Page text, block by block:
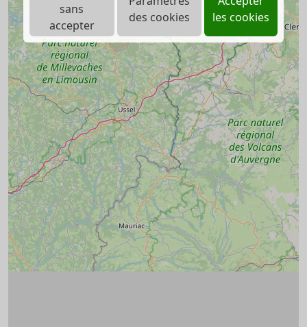
sans
accepter
des cookies
les cookies